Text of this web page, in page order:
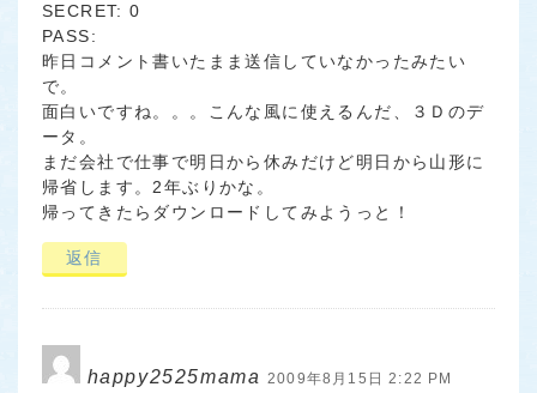
SECRET: 0
PASS:
昨日コメント書いたまま送信していなかったみたい
で。
面白いですね。。。こんな風に使えるんだ、３Ｄのデ
ータ。
まだ会社で仕事で明日から休みだけど明日から山形に
帰省します。2年ぶりかな。
帰ってきたらダウンロードしてみようっと！
返信
happy2525mama 2009年8月15日 2:22 PM